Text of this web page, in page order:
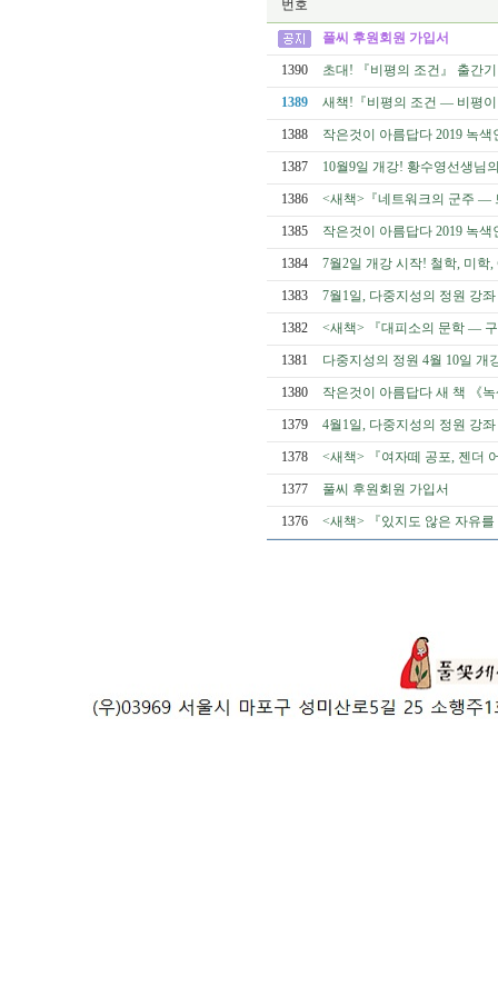
번호
풀씨 후원회원 가입서
1390 초대! 『비평의 조건』 출간
1389 새책!『비평의 조건 ― 비평
1388 작은것이 아름답다 2019 녹
1387 10월9일 개강! 황수영선생님
1386 <새책>『네트워크의 군주 ―
1385 작은것이 아름답다 2019 녹
1384 7월2일 개강 시작! 철학, 미
1383 7월1일, 다중지성의 정원 강
1382 <새책> 『대피소의 문학 ―
1381 다중지성의 정원 4월 10일
1380 작은것이 아름답다 새 책 《
1379 4월1일, 다중지성의 정원 강
1378 <새책> 『여자떼 공포, 젠더
1377 풀씨 후원회원 가입서
1376 <새책> 『있지도 않은 자유